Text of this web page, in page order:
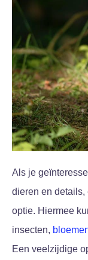
Als je
dieren en details,
optie. Hiermee
insecten,
Een veelzijdige